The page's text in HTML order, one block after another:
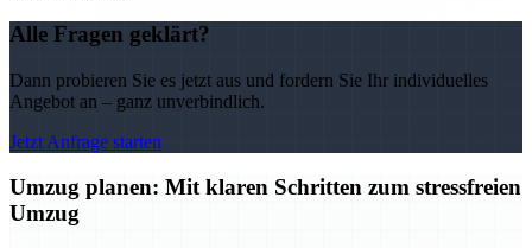
Alle Fragen geklärt?
Dann probieren Sie es jetzt aus und fordern Sie Ihr individuelles
Angebot an – ganz unverbindlich.
Jetzt Anfrage starten
Umzug planen: Mit klaren Schritten zum stressfreien
Umzug